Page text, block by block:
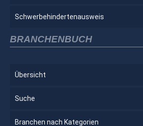
Schwerbehindertenausweis
BRANCHENBUCH
Übersicht
Suche
Branchen nach Kategorien